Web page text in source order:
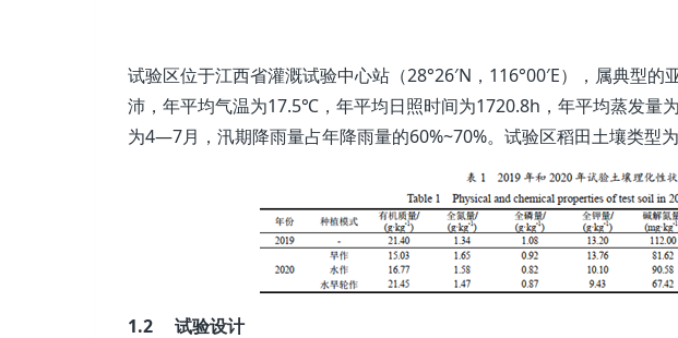
试验区位于江西省灌溉试验中心站（28°26′N，116°00′E），属典型
沛，年平均气温为17.5℃，年平均日照时间为1720.8h，年平均蒸发量
为4—7月，汛期降雨量占年降雨量的60%~70%。试验区稻田土壤类型
1.2 试验设计